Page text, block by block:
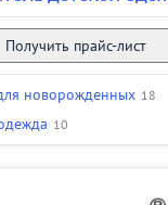
Получить прайс-лист
новорожденных 18
10